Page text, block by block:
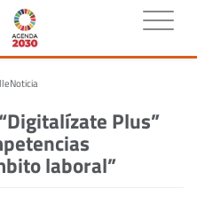
Plus”
laboral”